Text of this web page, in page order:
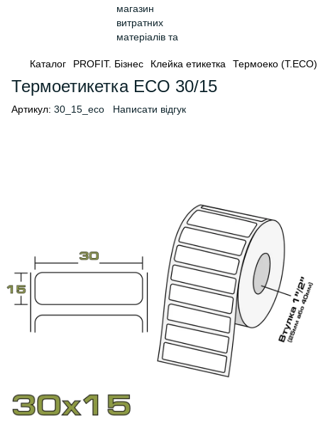
Каталог PROFIT. Бізнес Клейка етикетка Термоеко (Т.ЕСО)
Термоетикетка ECO 30/15
Артикул: 30_15_eco Написати відгук